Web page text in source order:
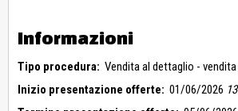
Informazioni
Tipo procedura: Vendita al dettaglio -
Inizio presentazione offerte: 01/06/2026